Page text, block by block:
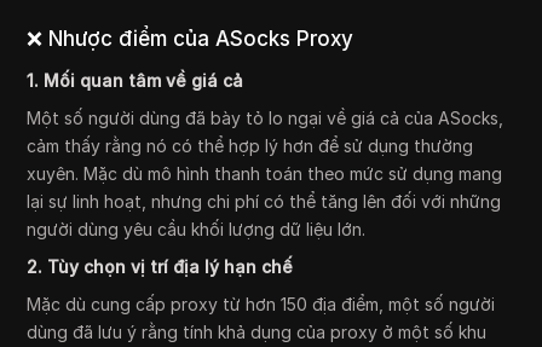
❌ Nhược điểm của ASocks Proxy
1. Mối quan tâm về giá cả
Một số người dùng đã bày tỏ lo ngại về giá cả của ASocks,
cảm thấy rằng nó có thể hợp lý hơn để sử dụng thường
xuyên. Mặc dù mô hình thanh toán theo mức sử dụng mang
lại sự linh hoạt, nhưng chi phí có thể tăng lên đối với những
người dùng yêu cầu khối lượng dữ liệu lớn.
2. Tùy chọn vị trí địa lý hạn chế
Mặc dù cung cấp proxy từ hơn 150 địa điểm, một số người
dùng đã lưu ý rằng tính khả dụng của proxy ở một số khu